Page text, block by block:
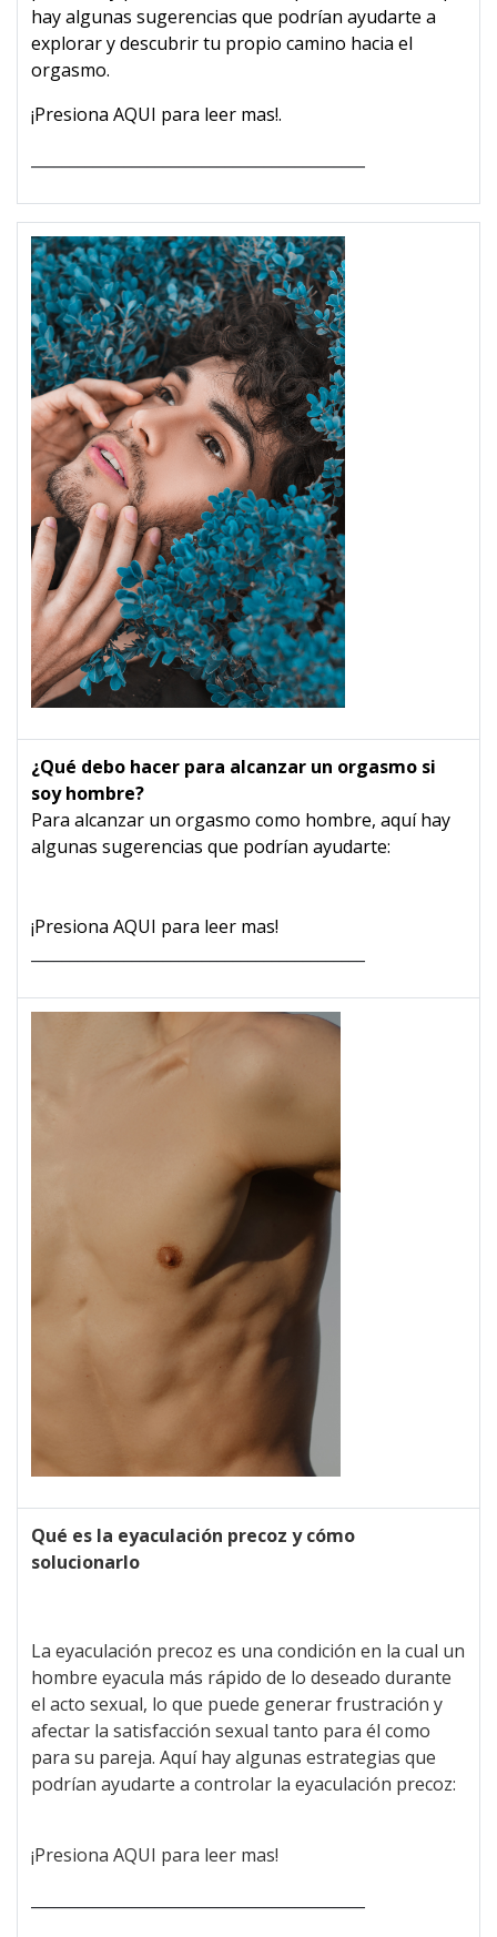
hay algunas sugerencias que podrían ayudarte a
explorar y descubrir tu propio camino hacia el
orgasmo.
¡Presiona AQUI para leer mas!.
¿Qué debo hacer para alcanzar un orgasmo si
soy hombre?
Para alcanzar un orgasmo como hombre, aquí hay
algunas sugerencias que podrían ayudarte:
¡Presiona AQUI para leer mas!
Qué es la eyaculación precoz y cómo
solucionarlo
La eyaculación precoz es una condición en la cual un
hombre eyacula más rápido de lo deseado durante
el acto sexual, lo que puede generar frustración y
afectar la satisfacción sexual tanto para él como
para su pareja. Aquí hay algunas estrategias que
podrían ayudarte a controlar la eyaculación precoz:
¡Presiona AQUI para leer mas!